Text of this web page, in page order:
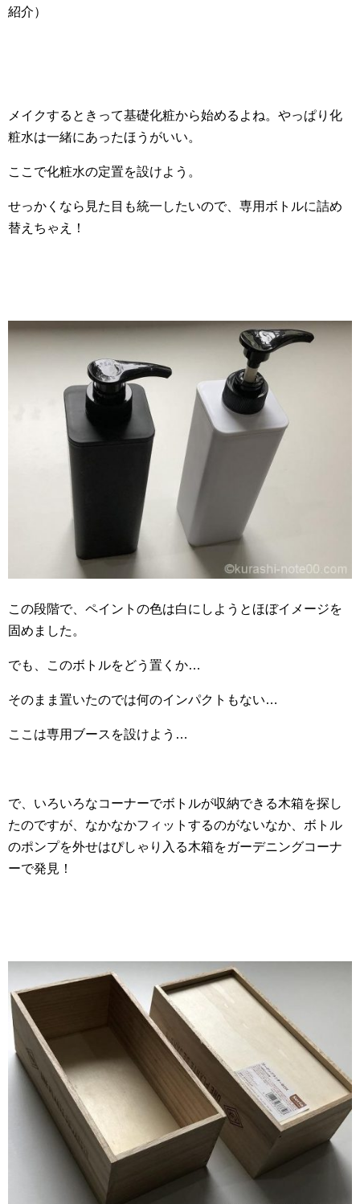
紹介）
メイクするときって基礎化粧から始めるよね。やっぱり化
粧水は一緒にあったほうがいい。
ここで化粧水の定置を設けよう。
せっかくなら見た目も統一したいので、専用ボトルに詰め
替えちゃえ！
この段階で、ペイントの色は白にしようとほぼイメージを
固めました。
でも、このボトルをどう置くか…
そのまま置いたのでは何のインパクトもない…
ここは専用ブースを設けよう…
で、いろいろなコーナーでボトルが収納できる木箱を探し
たのですが、なかなかフィットするのがないなか、ボトル
のポンプを外せはぴしゃり入る木箱をガーデニングコーナ
ーで発見！